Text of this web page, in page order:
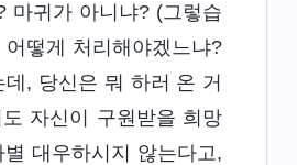
마귀가 아니냐? (그렇습
떻게 처리해야겠느냐?
, 당신은 뭐 하러 온 거
자신이 구원받을 희망
대우하시지 않는다고,